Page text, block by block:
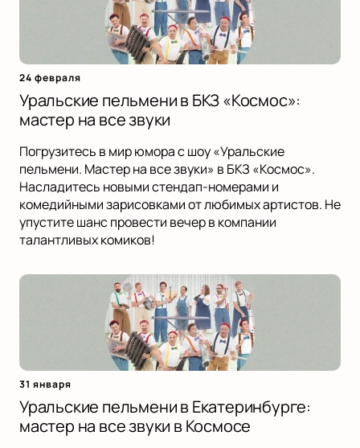
24 февраля
Уральские пельмени в БКЗ «Космос»:
мастер на все звуки
Погрузитесь в мир юмора с шоу «Уральские
пельмени. Мастер на все звуки» в БКЗ «Космос».
Насладитесь новыми стендап-номерами и
комедийными зарисовками от любимых артистов. Не
упустите шанс провести вечер в компании
талантливых комиков!
31 января
Уральские пельмени в Екатеринбурге:
мастер на все звуки в Космосе